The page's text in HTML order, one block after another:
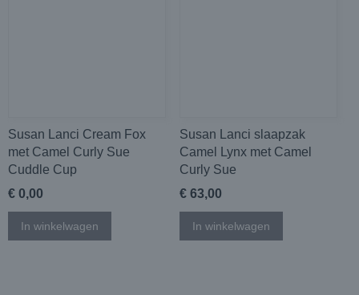
Susan Lanci Cream Fox
met Camel Curly Sue
Cuddle Cup
€ 0,00
In winkelwagen
Susan Lanci slaapzak
Camel Lynx met Camel
Curly Sue
€ 63,00
In winkelwagen